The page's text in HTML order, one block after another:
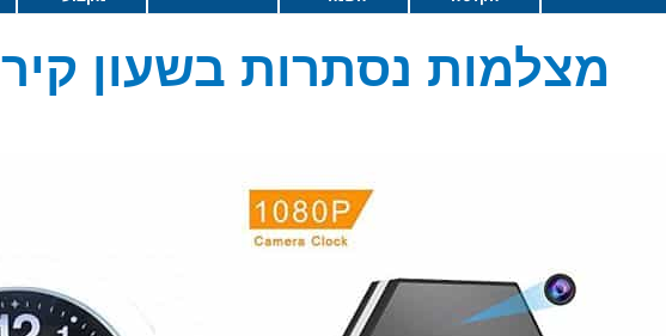
מצלמות נסתרות בשעון קיר